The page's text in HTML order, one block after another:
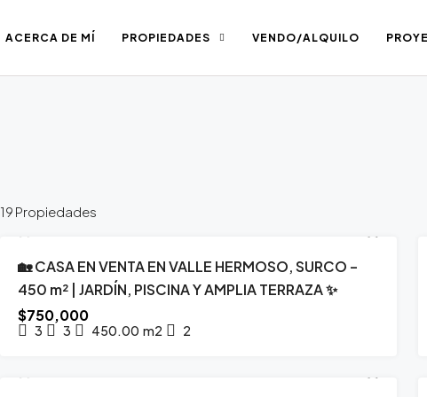
ACERCA DE MÍ PROPIEDADES VENDO/ALQUILO
19 Propiedades
DESTACADO VENTA EXCLUSIVA
🏡 CASA EN VENTA EN VALLE HERMOSO, SURCO –
450 m² | JARDÍN, PISCINA Y AMPLIA TERRAZA ✨
$750,000
3 3 450.00 m2 2